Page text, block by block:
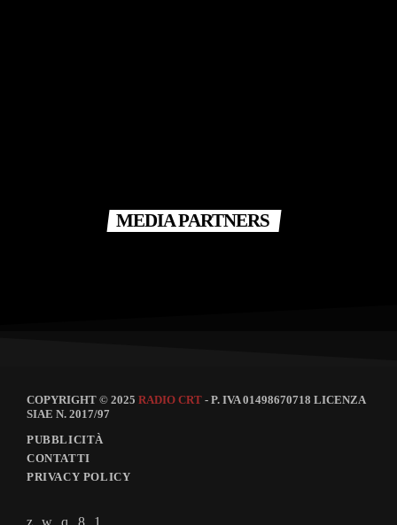
MEDIA PARTNERS
COPYRIGHT © 2025 RADIO CRT - P. IVA 01498670718 LICENZA
SIAE N. 2017/97
PUBBLICITÀ
CONTATTI
PRIVACY POLICY